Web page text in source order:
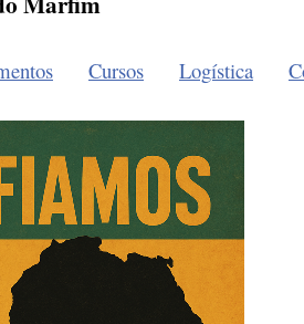
Cursos Logística